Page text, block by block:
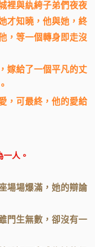
裡與紈絝子弟們夜夜
才知曉，他與她，終
，等一個轉身即走沒
嫁給了一個平凡的丈
，可最終，他的愛給
人。
場場爆滿，她的辯論
門生無數，卻沒有一